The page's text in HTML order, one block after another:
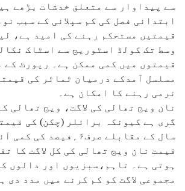
سے پیداوار سے متعلق خدشات بڑھے
ابتدائی فصل کی کم سپلائی کے سبب
قیمتیں مستحکم رہنے کی امید ہے،
وسط تک کولڈ اسٹوریج سے اسٹاک
قیمتوں میں کمی ممکن ہے۔ رپورٹ کے
مسلسل آمدکے درمیان ٹماٹر کی
نرمی رہنے کا امکان ہے۔
نان ویج تھالی کی لاگت، ویج تھالی
گری ہے کیونکہ برائلر (چکن) کی
سال کے مقابلے
قیمت نان ویج تھالی کی کل لاگت کا
ہوتی ہے۔ تاہم،سبزیوں اور دالوں
مجموعی لاگت کو کم کرنے میں مدد دی